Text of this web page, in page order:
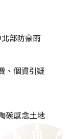
部防豪雨
、個資引疑
碗感念土地